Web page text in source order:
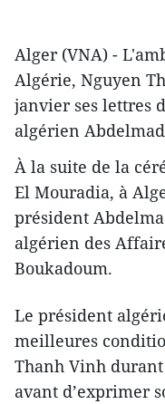
Alger (VNA) -
Algérie, Nguyen
janvier ses lettres
algérien
À la suite de la
El Mouradia, à
président
algérien des
Boukadoum.
Le président
meilleures
Thanh Vinh
avant d’exprimer